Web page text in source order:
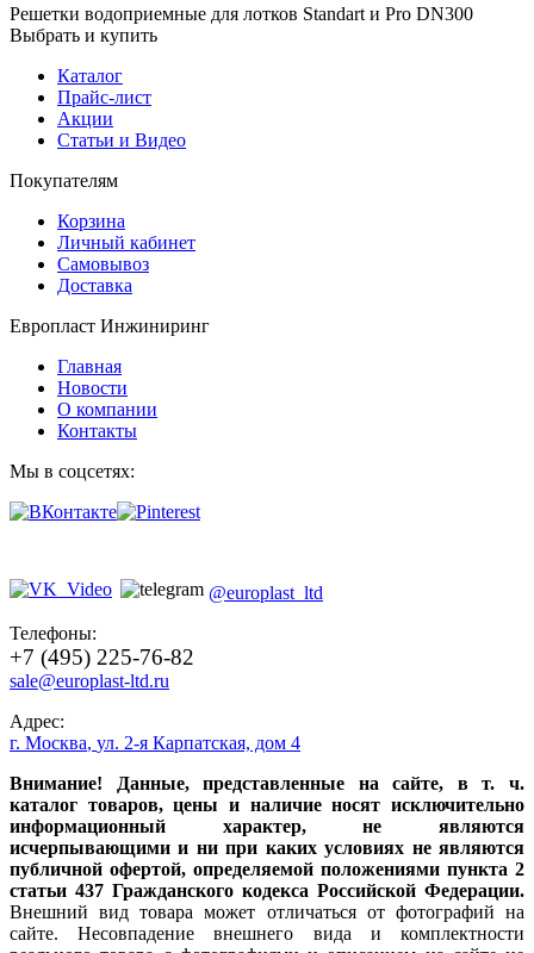
Решетки водоприемные для лотков Standart и Pro DN300
Выбрать и купить
Каталог
Прайс-лист
Акции
Статьи и Видео
Покупателям
Корзина
Личный кабинет
Самовывоз
Доставка
Европласт Инжиниринг
Главная
Новости
О компании
Контакты
Мы в соцсетях:
@europlast_ltd
Телефоны:
+7 (495) 225-76-82
sale@europlast-ltd.ru
Адрес:
г. Москва, ул. 2-я Карпатская, дом 4
Внимание! Данные, представленные на сайте, в т. ч.
каталог товаров, цены и наличие носят исключительно
информационный характер, не являются
исчерпывающими и ни при каких условиях не являются
публичной офертой, определяемой положениями пункта 2
статьи 437 Гражданского кодекса Российской Федерации.
Внешний вид товара может отличаться от фотографий на
сайте. Несовпадение внешнего вида и комплектности